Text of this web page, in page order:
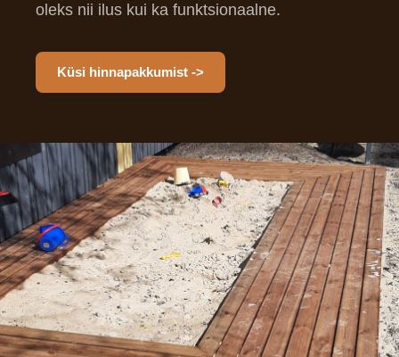
oleks nii ilus kui ka funktsionaalne.
Küsi hinnapakkumist ->